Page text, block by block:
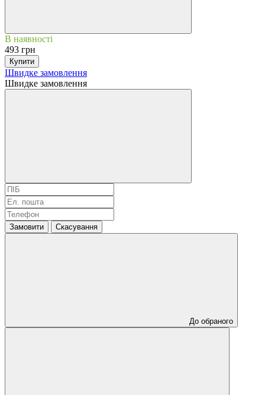
В наявності
493 грн
Купити
Швидке замовлення
Швидке замовлення
Замовити Скасування
До обраного